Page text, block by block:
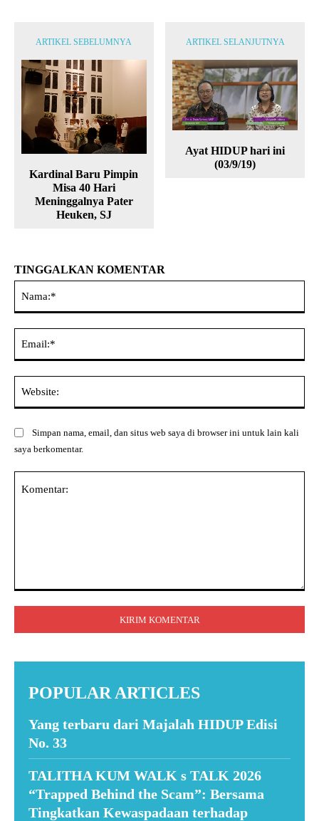
ARTIKEL SEBELUMNYA
Kardinal Baru Pimpin
Misa 40 Hari
Meninggalnya Pater
Heuken, SJ
ARTIKEL SELANJUTNYA
Ayat HIDUP hari ini
(03/9/19)
TINGGALKAN KOMENTAR
Simpan nama, email, dan situs web saya di browser ini untuk lain kali
saya berkomentar.
POPULAR ARTICLES
Yang terbaru dari Majalah HIDUP Edisi
No. 33
TALITHA KUM WALK s TALK 2026
“Trapped Behind the Scam”: Bersama
Tingkatkan Kewaspadaan terhadap